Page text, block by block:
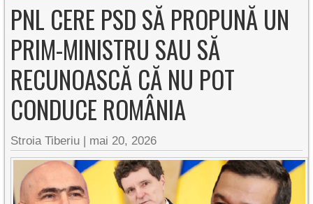
PNL CERE PSD SĂ PROPUNĂ UN
PRIM-MINISTRU SAU SĂ
RECUNOASCĂ CĂ NU POT
CONDUCE ROMÂNIA
Stroia Tiberiu | mai 20, 2026